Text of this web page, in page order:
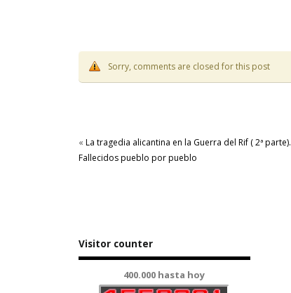
Sorry, comments are closed for this post
« La tragedia alicantina en la Guerra del Rif ( 2ª parte).
Fallecidos pueblo por pueblo
Visitor counter
400.000 hasta hoy